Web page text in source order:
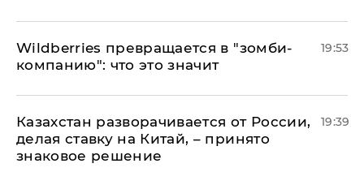
Wildberries превращается в "зомби-
компанию": что это значит
19:53
Казахстан разворачивается от России,
делая ставку на Китай, – принято
знаковое решение
19:39